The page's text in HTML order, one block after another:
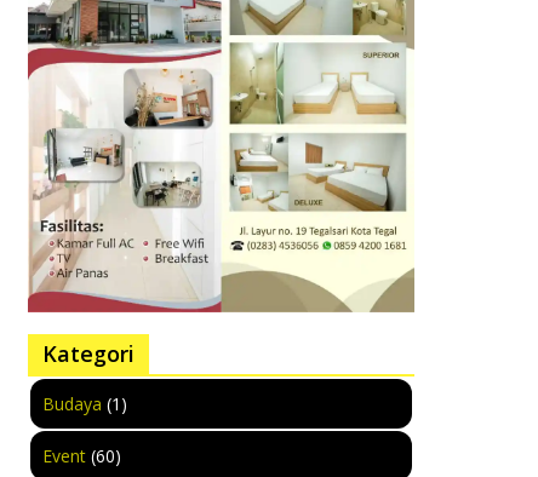
Kategori
Budaya (1)
Event(60)